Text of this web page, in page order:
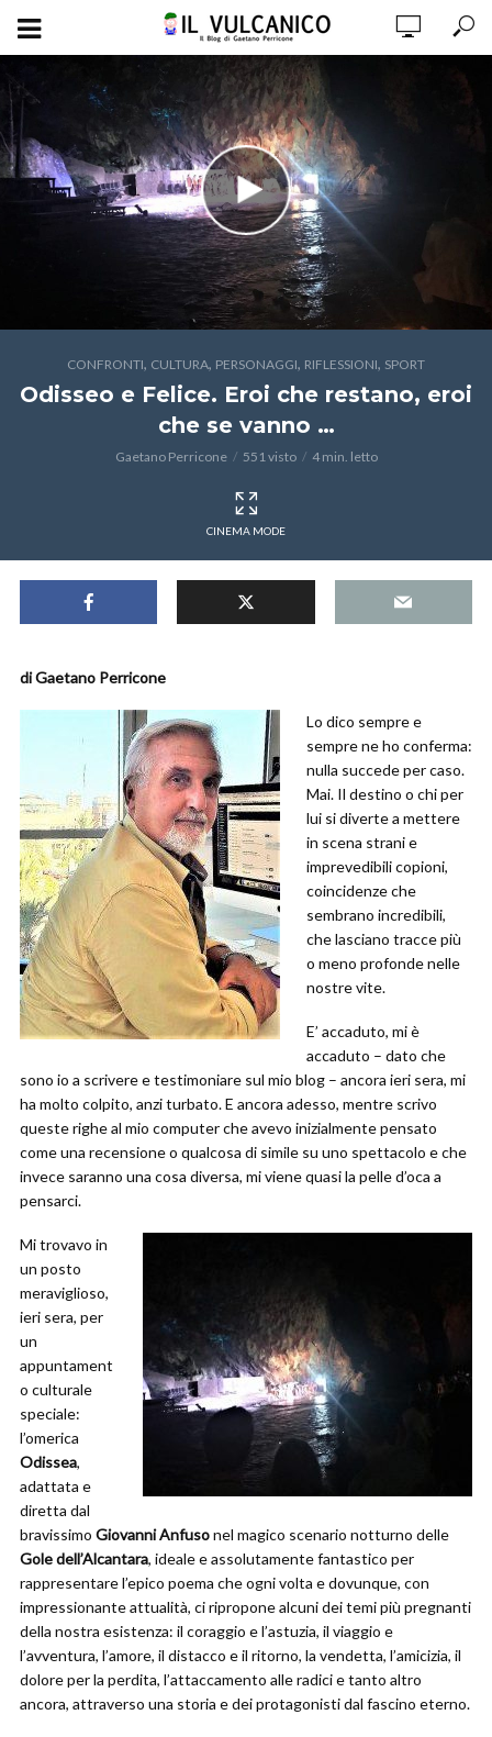
CONFRONTI, CULTURA, PERSONAGGI, RIFLESSIONI, SPORT
Odisseo e Felice. Eroi che restano, eroi
che se vanno …
Gaetano Perricone 551 visto 4 min. letto
CINEMA MODE
di Gaetano Perricone
Lo dico sempre e
sempre ne ho conferma:
nulla succede per caso.
Mai. Il destino o chi per
lui si diverte a mettere
in scena strani e
imprevedibili copioni,
coincidenze che
sembrano incredibili,
che lasciano tracce più
o meno profonde nelle
nostre vite.
E’ accaduto, mi è
accaduto – dato che
sono io a scrivere e testimoniare sul mio blog – ancora ieri sera, mi
ha molto colpito, anzi turbato. E ancora adesso, mentre scrivo
queste righe al mio computer che avevo inizialmente pensato
come una recensione o qualcosa di simile su uno spettacolo e che
invece saranno una cosa diversa, mi viene quasi la pelle d’oca a
pensarci.
Mi trovavo in
un posto
meraviglioso,
ieri sera, per
un
appuntament
o culturale
speciale:
l’omerica
Odissea,
adattata e
diretta dal
bravissimo Giovanni Anfusonel magico scenario notturno delle
Gole dell’Alcantara, ideale e assolutamente fantastico per
rappresentare l’epico poema che ogni volta e dovunque, con
impressionante attualità, ci ripropone alcuni dei temi più pregnanti
della nostra esistenza: il coraggio e l’astuzia, il viaggio e
l’avventura, l’amore, il distacco e il ritorno, la vendetta, l’amicizia, il
dolore per la perdita, l’attaccamento alle radici e tanto altro
ancora, attraverso una storia e dei protagonisti dal fascino eterno.